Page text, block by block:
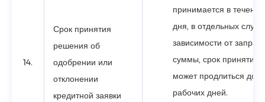
14.
Срок принятия
решения об
одобрении или
отклонении
кредитной заявки
принимается в
дня, в отдельных
зависимости от
суммы, срок принятия
может продлиться до 5
рабочих дней.